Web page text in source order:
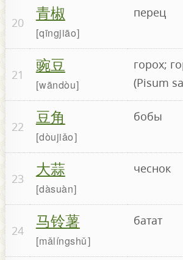
20 青椒
qīngjiāo
перец
21 豌豆
wāndòu
горох;
(Pisum
22 豆角
dòujiǎo
бобы
23 大蒜
dàsuàn
чеснок
24 马铃薯
mǎlíngshǔ
батат